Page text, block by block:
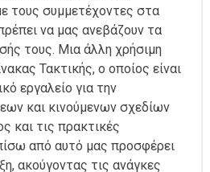
τους συμμετέχοντες στα
να μας ανεβάζουν τα
τους. Μια άλλη χρήσιμη
Τακτικής, ο οποίος είναι
εργαλείο για την
και κινούμενων σχεδίων
και τις πρακτικές
από αυτό μας προσφέρει
ακούγοντας τις ανάγκες